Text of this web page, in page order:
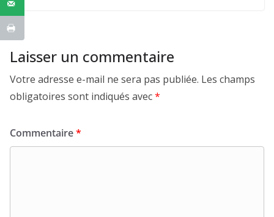
Laisser un commentaire
Votre adresse e-mail ne sera pas publiée. Les champs
obligatoires sont indiqués avec*
Commentaire*